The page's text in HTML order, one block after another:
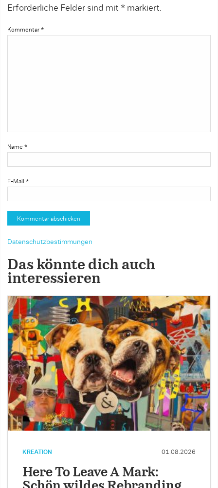
Erforderliche Felder sind mit * markiert.
Kommentar *
Name *
E-Mail *
Datenschutzbestimmungen
Das könnte dich auch
interessieren
KREATION 01.08.2026
Here To Leave A Mark: